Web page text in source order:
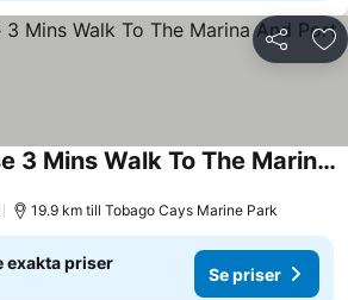
Dela
Caribbean House 3 Mins Walk To The Marina And Port
19.9 km till Tobago Cays Marine Park
exakta priser
Se priser